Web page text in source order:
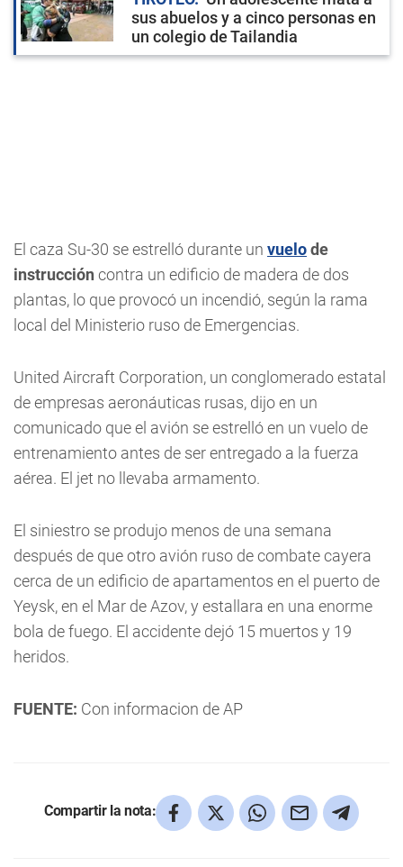
sus abuelos y a cinco personas en
un colegio de Tailandia
El caza Su-30 se estrelló durante un vuelode
instrucción contra un edificio de madera de dos
plantas, lo que provocó un incendió, según la rama
local del Ministerio ruso de Emergencias.
United Aircraft Corporation, un conglomerado estatal
de empresas aeronáuticas rusas, dijo en un
comunicado que el avión se estrelló en un vuelo de
entrenamiento antes de ser entregado a la fuerza
aérea. El jet no llevaba armamento.
El siniestro se produjo menos de una semana
después de que otro avión ruso de combate cayera
cerca de un edificio de apartamentos en el puerto de
Yeysk, en el Mar de Azov, y estallara en una enorme
bola de fuego. El accidente dejó 15 muertos y 19
heridos.
FUENTE: Con informacion de AP
Compartir la nota: